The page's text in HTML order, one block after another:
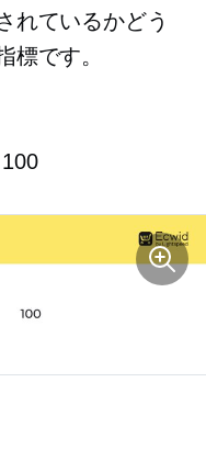
れているかどう
標です。